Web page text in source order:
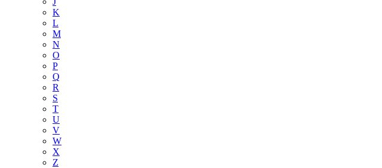
K
L
M
N
O
P
Q
R
S
T
U
V
W
X
Z